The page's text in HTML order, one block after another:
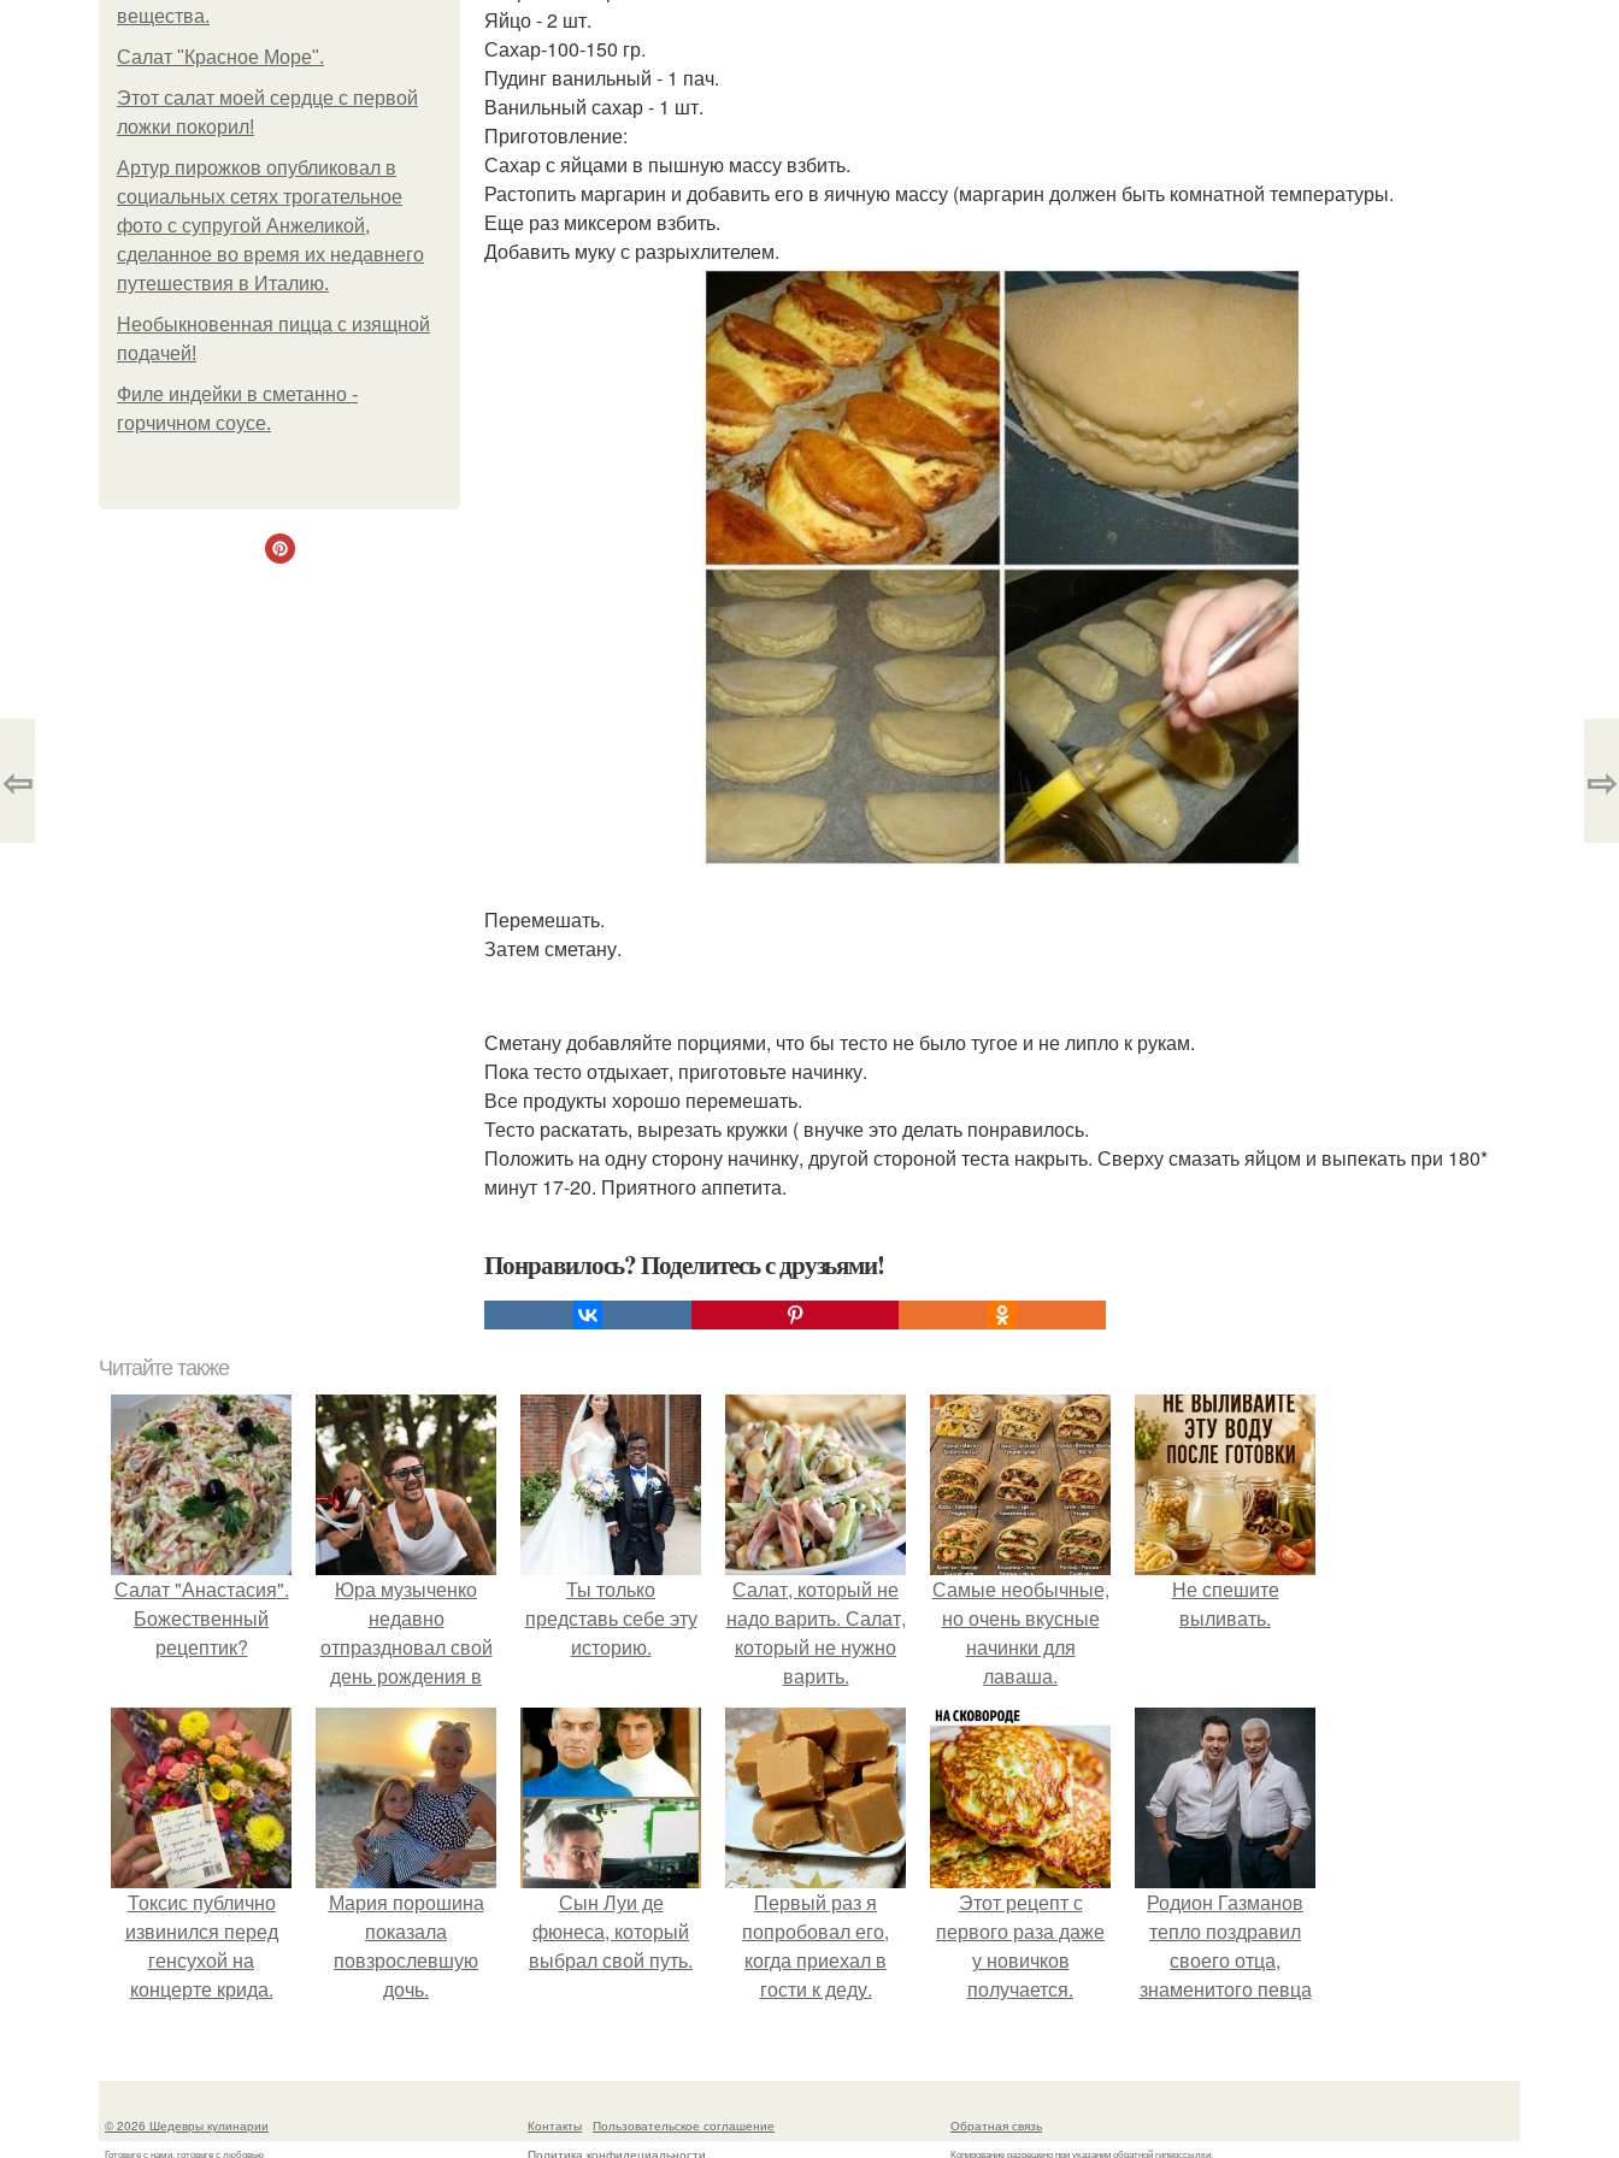
вещества.
Салат "Красное Море".
Этот салат моей сердце с первой
ложки покорил!
Артур пирожков опубликовал в
социальных сетях трогательное
фото с супругой Анжеликой,
сделанное во время их недавнего
путешествия в Италию.
Необыкновенная пицца с изящной
подачей!
Филе индейки в сметанно -
горчичном соусе.
Яйцо - 2 шт.
Сахар-100-150 гр.
Пудинг ванильный - 1 пач.
Ванильный сахар - 1 шт.
Приготовление:
Сахар с яйцами в пышную массу взбить.
Растопить маргарин и добавить его в яичную массу (маргарин должен быть комнатной температуры.
Еще раз миксером взбить.
Добавить муку с разрыхлителем.
Перемешать.
Затем сметану.
Сметану добавляйте порциями, что бы тесто не было тугое и не липло к рукам.
Пока тесто отдыхает, приготовьте начинку.
Все продукты хорошо перемешать.
Тесто раскатать, вырезать кружки ( внучке это делать понравилось.
Положить на одну сторону начинку, другой стороной теста накрыть. Сверху смазать яйцом и выпекать при 180*
минут 17-20. Приятного аппетита.
Понравилось? Поделитесь с друзьями!
⇦ ⇨
Читайте также
Салат "Анастасия".
Божественный
рецептик?
Юра музыченко
недавно
отпраздновал свой
день рождения в
кругу самых
близких и родных
людей.
Ты только
представь себе эту
историю.
Салат, который не
надо варить. Салат,
который не нужно
варить.
Самые необычные,
но очень вкусные
начинки для
лаваша.
Не спешите
выливать.
Токсис публично
извинился перед
генсухой на
концерте крида.
Мария порошина
показала
повзрослевшую
дочь.
Сын Луи де
фюнеса, который
выбрал свой путь.
Первый раз я
попробовал его,
когда приехал в
гости к деду.
Этот рецепт с
первого раза даже
у новичков
получается.
Родион Газманов
тепло поздравил
своего отца,
знаменитого певца
75-летием.
© 2026 Шедевры кулинарии
Готовьте с нами, готовьте с любовью
Контакты
Пользовательское соглашение
Политика конфидециальности
Обратная связь
Копирование разрешено при указании обратной гиперссылки.